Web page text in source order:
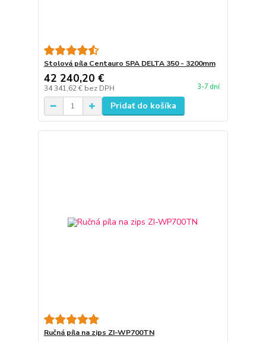
Stolová píla Centauro SPA DELTA 350 - 3200mm
42 240,20 €
34 341,62 € bez DPH 3-7 dní
Pridať do košíka
Ručná píla na zips ZI-WP700TN